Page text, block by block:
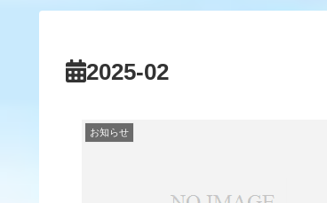
2025-02
お知らせ